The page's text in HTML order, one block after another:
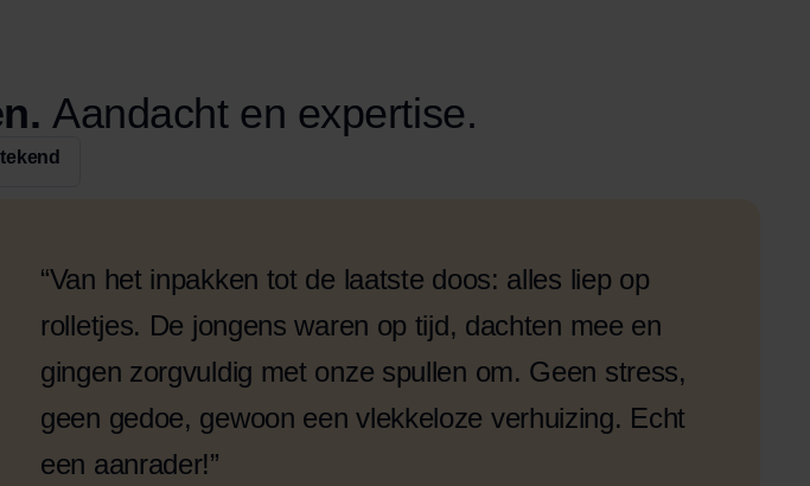
Aandacht en expertise.
“Van het inpakken tot de laatste doos: alles liep op
rolletjes. De jongens waren op tijd, dachten mee en
gingen zorgvuldig met onze spullen om. Geen stress,
geen gedoe, gewoon een vlekkeloze verhuizing. Echt
een aanrader!”